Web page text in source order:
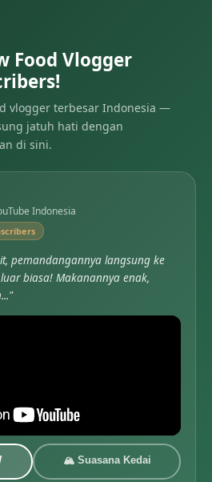
Food Vlogger
vlogger terbesar Indonesia —
jatuh hati dengan
di sini.
Indonesia
pemandangannya langsung ke
biasa! Makanannya enak,
🏔 Suasana Kedai